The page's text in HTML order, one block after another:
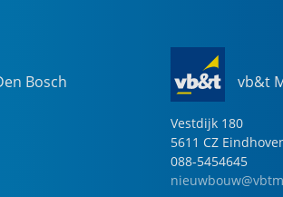
Bosch vb&t
Vestdijk 180
5611 CZ
088-5454645